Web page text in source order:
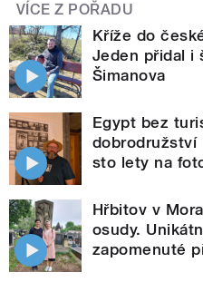
VÍCE Z POŘADU
Kříže do
Jeden přidal i
Šimanova
Egypt bez
dobrodružství
sto lety na
Hřbitov v
osudy.
zapomenuté